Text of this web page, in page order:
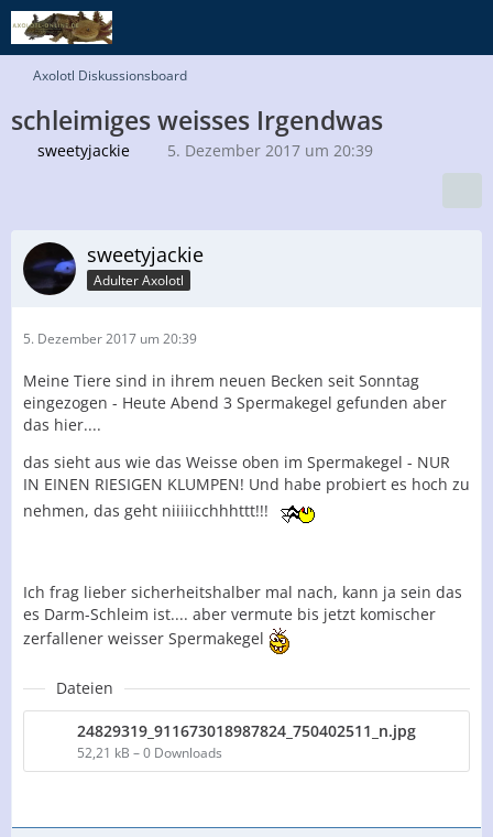
Axolotl Diskussionsboard
schleimiges weisses Irgendwas
sweetyjackie 5. Dezember 2017 um 20:39
sweetyjackie
Adulter Axolotl
5. Dezember 2017 um 20:39
Meine Tiere sind in ihrem neuen Becken seit Sonntag
eingezogen - Heute Abend 3 Spermakegel gefunden aber
das hier....
das sieht aus wie das Weisse oben im Spermakegel - NUR
IN EINEN RIESIGEN KLUMPEN! Und habe probiert es hoch zu
nehmen, das geht niiiiicchhhttt!!!
Ich frag lieber sicherheitshalber mal nach, kann ja sein das
es Darm-Schleim ist.... aber vermute bis jetzt komischer
zerfallener weisser Spermakegel
Dateien
24829319_911673018987824_750402511_n.jpg
52,21 kB – 0 Downloads